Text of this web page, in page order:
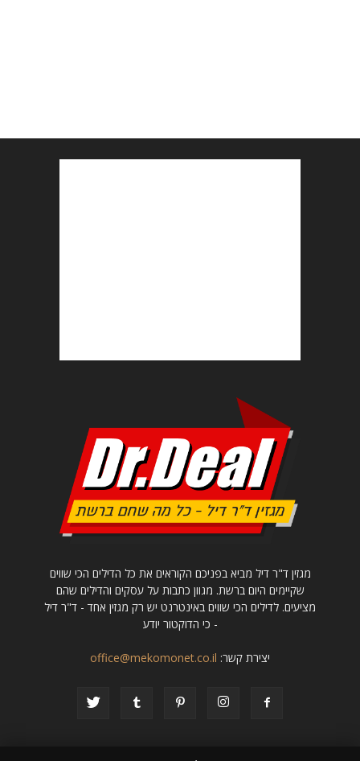
מגזין ד"ר דיל מביא בפניכם הקוראים את כל הדילים הכי שווים
שקיימים היום ברשת. מגוון כתבות על עסקים והדילים שהם
מציעים. לדילים הכי שווים באינטרנט יש רק מגזין אחד - ד"ר דיל
- כי הדוקטור יודע
יצירת קשר: office@mekomonet.co.il